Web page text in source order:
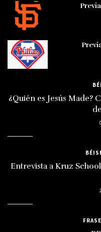
¿Quién es Jesús Made?
Entrevista a Kruz